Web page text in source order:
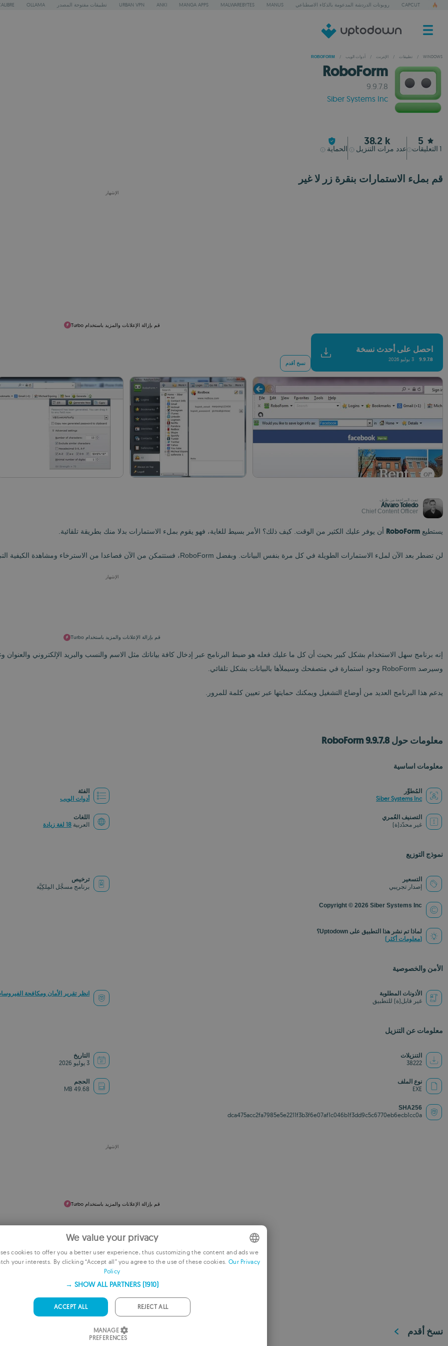
CAPCUT روبوتات الدردشة المدعومة بالذكاء الاصطناعي MANUS
MALWAREBYTES
MANGA APPS
ANKI
URBAN VPN تطبيقات مفتوحة المصدر OLLAMA
WINDOWS
/ تطبيقات / الإنترنت / أدوات الويب /
ROBOFORM
RoboForm
9.9.7.8
Siber Systems Inc
5
1 التعليقات
38.2 k
عدد مرات التنزيل الحماية
قم بملء الاستمارات بنقرة زر لا غير
الإشهار
قم بإزالة الإعلانات والمزيد باستخدام Turbo
احصل على أحدث نسخة
9.9.7.8 3 يوليو 2026
نسخ أقدم
تمت المراجعة من طرف
Álvaro Toledo
Chief Content Officer
يستطيع RoboForm أن يوفر عليك الكثير من الوقت. كيف ذلك؟ الأمر بسيط للغاية، فهو يقوم بملء الاستمارات بدلا منك بطريقة تلقائية.
لن تضطر بعد الآن لملء الاستمارات الطويلة في كل مرة بنفس البيانات. وبفضل RoboForm، فستتمكن من الآن فصاعدا من الاسترخاء ومشاهدة الكيفية التي يقوم بها البرنامج بهذه المهمة.
الإشهار
قم بإزالة الإعلانات والمزيد باستخدام Turbo
إنه برنامج سهل الاستخدام بشكل كبير بحيث أن كل ما عليك فعله هو ضبط البرنامج عبر إدخال كافة بياناتك مثل الاسم والنسب والبريد الإلكتروني
وسيرصد RoboForm وجود استمارة في متصفحك وسيملأها بالبيانات بشكل تلقائي.
يدعم هذا البرنامج العديد من أوضاع التشغيل ويمكنك حمايتها عبر تعيين كلمة للمرور.
معلومات حول RoboForm 9.9.7.8
معلومات اساسية
المُطوِّر
Siber Systems Inc
الفئة
أدوات الويب
التصنيف العُمري
غير محدّد(ة)
اللغات
العربية 18 لغة زيادة
نموذج التوزيع
التسعير
إصدار تجريبي
ترخيص
برنامج مسجَّل المِلكِيَّة
Copyright © 2026 Siber Systems Inc
لماذا تم نشر هذا التطبيق على Uptodown؟
(معلومات أكثر)
الأمن والخصوصية
الأذونات المطلوبة
غير قابل(ة) للتطبيق
انظر تقرير الأمان ومكافحة
معلومات عن التنزيل
التنزيلات
38222
التاريخ
3 يوليو 2026
نوع الملف
EXE
الحجم
49.68 MB
SHA256
dca475acc2fa7985e5e2211f3b3f6e07af1c046b1f3dd9c5c6770eb6ecb1cc0a
الإشهار
قم بإزالة الإعلانات والمزيد باستخدام Turbo
نسخ أقدم
ENGLISH
We value your privacy
cookies to offer you a better user experience, thus customizing the content and ads we
your interests. By clicking “Accept all” you agree to the use of these cookies. Our Privacy
Policy
SHOW ALL PARTNERS (1910) →
ACCEPT ALL REJECT ALL
MANAGE
PREFERENCES